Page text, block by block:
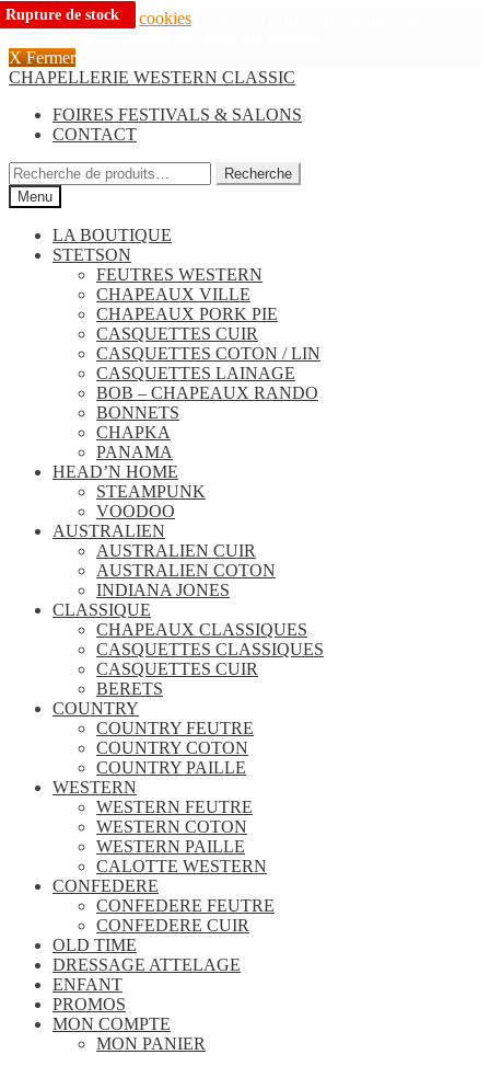
Nous utilisons des cookies
X Fermer
Aller
navigation
Aller
contenu
CHAPELLERIE WESTERN CLASSIC
FOIRES FESTIVALS & SALONS
CONTACT
Recherche
pour :
Recherche
Menu
LA BOUTIQUE
STETSON
FEUTRES WESTERN
CHAPEAUX VILLE
CHAPEAUX PORK PIE
CASQUETTES CUIR
CASQUETTES COTON / LIN
CASQUETTES LAINAGE
BOB – CHAPEAUX RANDO
BONNETS
CHAPKA
PANAMA
HEAD’N HOME
STEAMPUNK
VOODOO
AUSTRALIEN
AUSTRALIEN CUIR
AUSTRALIEN COTON
INDIANA JONES
CLASSIQUE
CHAPEAUX CLASSIQUES
CASQUETTES CLASSIQUES
CASQUETTES CUIR
BERETS
COUNTRY
COUNTRY FEUTRE
COUNTRY COTON
COUNTRY PAILLE
WESTERN
WESTERN FEUTRE
WESTERN COTON
WESTERN PAILLE
CALOTTE WESTERN
CONFEDERE
CONFEDERE FEUTRE
CONFEDERE CUIR
OLD TIME
DRESSAGE ATTELAGE
ENFANT
PROMOS
MON COMPTE
MON PANIER
Rupture de stock
Rupture de stock
Rupture de stock
Rupture de stock
Rupture de stock